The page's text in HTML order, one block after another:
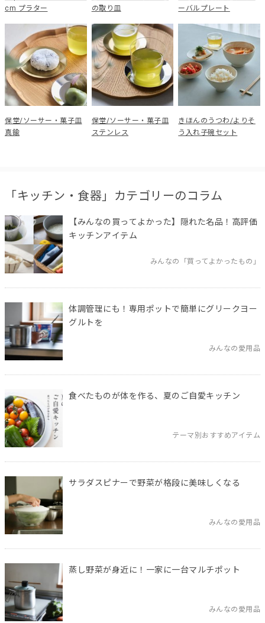
cm プラター
の取り皿
ーバルプレート
保堂/ソーサー・菓子皿
真鍮
保堂/ソーサー・菓子皿
ステンレス
きほんのうつわ/よりそ
う入れ子碗セット
「キッチン・食器」カテゴリーのコラム
【みんなの買ってよかった】隠れた名品！高評価
キッチンアイテム
みんなの「買ってよかったもの」
体調管理にも！専用ポットで簡単にグリークヨー
グルトを
みんなの愛用品
食べたものが体を作る、夏のご自愛キッチン
テーマ別おすすめアイテム
サラダスピナーで野菜が格段に美味しくなる
みんなの愛用品
蒸し野菜が身近に！一家に一台マルチポット
みんなの愛用品